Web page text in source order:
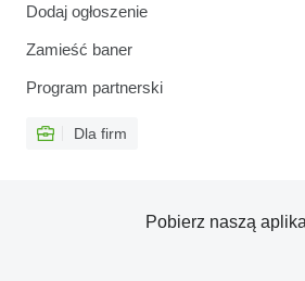
Dodaj ogłoszenie
Zamieść baner
Program partnerski
Dla firm
Pobierz naszą